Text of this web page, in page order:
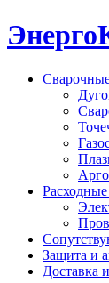
Защита и
Доставка